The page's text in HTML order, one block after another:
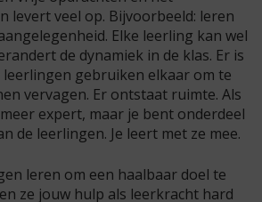
levert veel op. Bijvoorbeeld: leren
Elke leerling kan wel
de dynamiek in de klas. Er is
leerlingen gebruiken elkaar om te
vervagen. Er ontstaat ruimte. Als
expert, maar je bent onderdeel
de leerlingen. Je leert met ze mee.
leren om een haalbaar doel te
ze jouw hulp als leerkracht hard